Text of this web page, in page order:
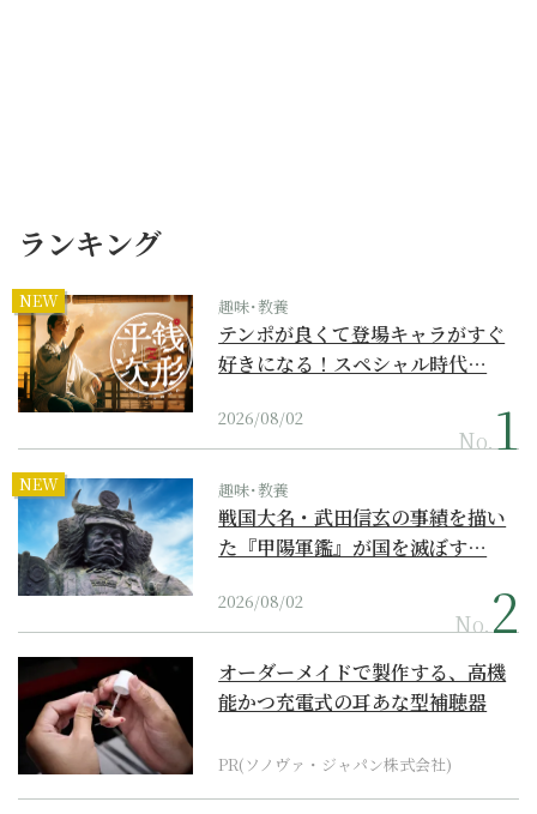
ランキング
NEW 趣味･教養
テンポが良くて登場キャラがすぐ
好きになる！スペシャル時代…
2026/08/02
No.
NEW 趣味･教養
戦国大名・武田信玄の事績を描い
た『甲陽軍鑑』が国を滅ぼす…
2026/08/02
No.
オーダーメイドで製作する、高機
能かつ充電式の耳あな型補聴器
PR(ソノヴァ・ジャパン株式会社)